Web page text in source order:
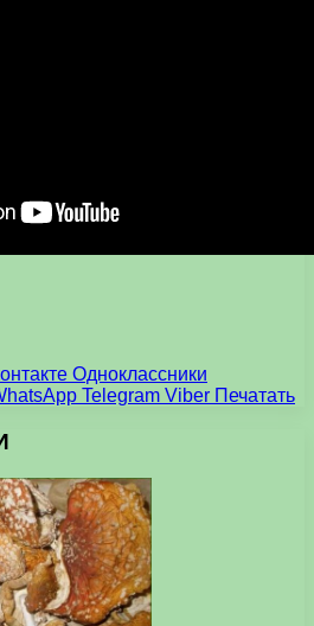
Одноклассники
Telegram Viber Печатать